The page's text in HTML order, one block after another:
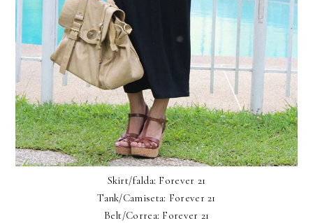
Skirt/falda: Forever 21
Tank/Camiseta: Forever 21
Belt/Correa: Forever 21